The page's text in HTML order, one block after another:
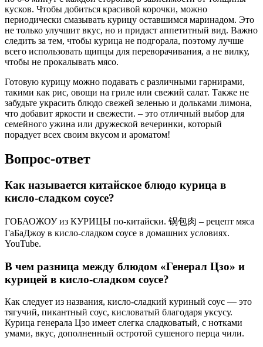
кусков. Чтобы добиться красивой корочки, можно
периодически смазывать курицу оставшимся маринадом. Это
не только улучшит вкус, но и придаст аппетитный вид. Важно
следить за тем, чтобы курица не подгорала, поэтому лучше
всего использовать щипцы для переворачивания, а не вилку,
чтобы не прокалывать мясо.
Готовую курицу можно подавать с различными гарнирами,
такими как рис, овощи на гриле или свежий салат. Также не
забудьте украсить блюдо свежей зеленью и дольками лимона,
что добавит яркости и свежести. – это отличный выбор для
семейного ужина или дружеской вечеринки, который
порадует всех своим вкусом и ароматом!
Вопрос-ответ
Как называется китайское блюдо курица в
кисло-сладком соусе?
ГОБАОЖОУ из КУРИЦЫ по-китайски. 锅包肉 – рецепт мяса
ГаБаДжоу в кисло-сладком соусе в домашних условиях.
YouTube.
В чем разница между блюдом «Генерал Цзо» и
курицей в кисло-сладком соусе?
Как следует из названия, кисло-сладкий куриный соус — это
тягучий, пикантный соус, кисловатый благодаря уксусу.
Курица генерала Цзо имеет слегка сладковатый, с нотками
умами, вкус, дополненный остротой сушеного перца чили.